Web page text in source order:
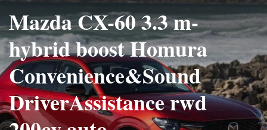
Mazda CX-60 3.3 m-
hybrid boost Homura
Convenience&Sound
DriverAssistance rwd